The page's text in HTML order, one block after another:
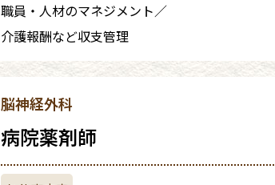
職員・人材のマネジメント
介護報酬など収支管理
脳神経外科
病院薬剤師